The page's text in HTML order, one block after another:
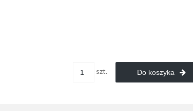
szt. Do koszyka